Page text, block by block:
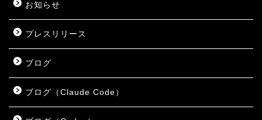
お知らせ
プレスリリース
ブログ
ブログ（Claude Code）